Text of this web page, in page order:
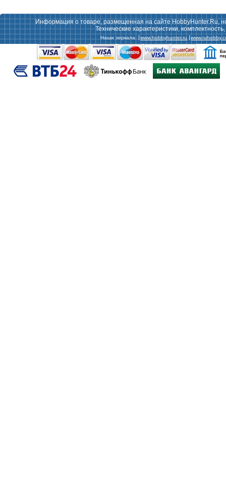
Информация о товаре, размещенная на сайте HobbyHunter.Ru,
Технические характеристики,
Наши зеркала: www.hobbyhunter.ru